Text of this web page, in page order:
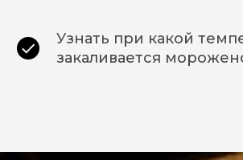
Узнать при какой
закаливается